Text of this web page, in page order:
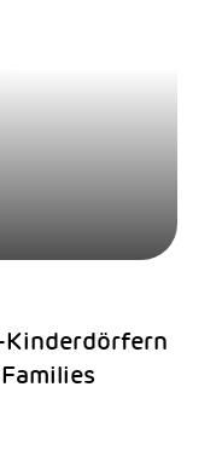
Kinderdörfern